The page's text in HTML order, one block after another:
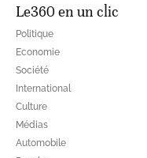
Le360 en un clic
Politique
Economie
Société
International
Culture
Médias
Automobile